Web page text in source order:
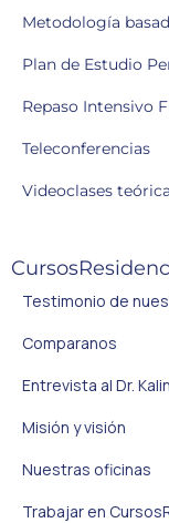
Metodología
Plan de Estudio
Repaso Intensivo
Teleconferencias
Videoclases
Testimonio de
Comparanos
Entrevista al Dr.
Misión y visión
Nuestras oficinas
Trabajar en